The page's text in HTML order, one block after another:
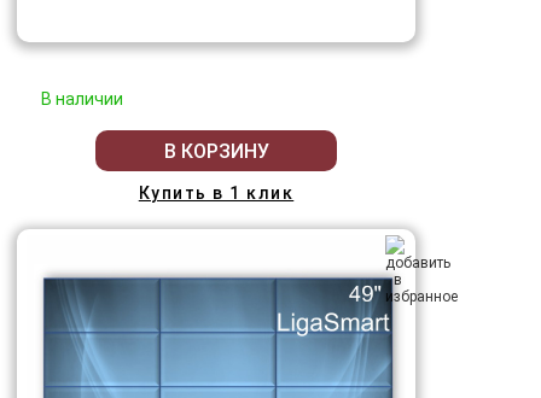
В наличии
В КОРЗИНУ
Купить в 1 клик